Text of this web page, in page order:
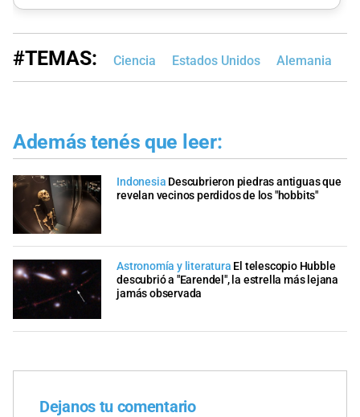
#TEMAS: Ciencia Estados Unidos Alemania
Además tenés que leer:
Indonesia Descubrieron piedras antiguas que
revelan vecinos perdidos de los "hobbits"
Astronomía y literatura El telescopio Hubble
descubrió a "Earendel", la estrella más lejana
jamás observada
Dejanos tu comentario